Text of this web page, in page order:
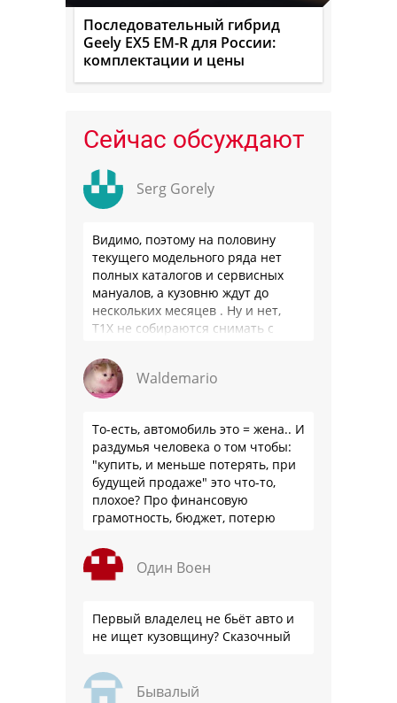
Последовательный гибрид
Geely EX5 EM-R для России:
комплектации и цены
Сейчас обсуждают
Serg Gorely
Видимо, поэтому на половину
текущего модельного ряда нет
полных каталогов и сервисных
мануалов, а кузовню ждут до
нескольких месяцев . Ну и нет,
Т1Х не собираются снимать с
лет …
Waldemario
То-есть, автомобиль это = жена.. И
раздумья человека о том чтобы:
"купить, и меньше потерять, при
будущей продаже" это что-то,
плохое? Про финансовую
грамотность, бюджет, потерю
слышали?
Один Воен
Первый владелец не бьёт авто и
не ищет кузовщину? Сказочный
Бывалый